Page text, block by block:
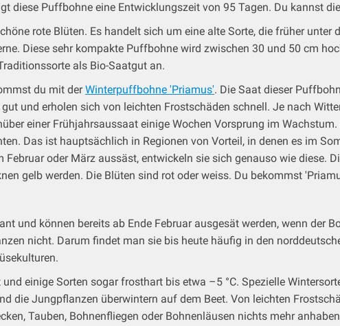
diese Puffbohne eine Entwicklungszeit von 95 Tagen. Du kannst
rote Blüten. Es handelt sich um eine alte Sorte, die früher
Diese sehr kompakte Puffbohne wird zwischen 30 und 50 cm
als Bio-Saatgut an.
du mit derWinterpuffbohne 'Priamus'. Die Saat dieser
und erholen sich von leichten Frostschäden schnell. Je nach
einer Frühjahrsaussaat einige Wochen Vorsprung im
Das ist hauptsächlich in Regionen von Vorteil, in denen es im
Februar oder März aussäst, entwickeln sie sich genauso wie diese.
gelb werden. Die Blüten sind rot oder weiss. Du bekommst
und können bereits ab Ende Februar ausgesät werden, wenn der
nicht. Darum findet man sie bis heute häufig in den
einige Sorten sogar frosthart bis etwa –5 °C. Spezielle
die Jungpflanzen überwintern auf dem Beet. Von leichten
Tauben, Bohnenfliegen oder Bohnenläusen nichts mehr